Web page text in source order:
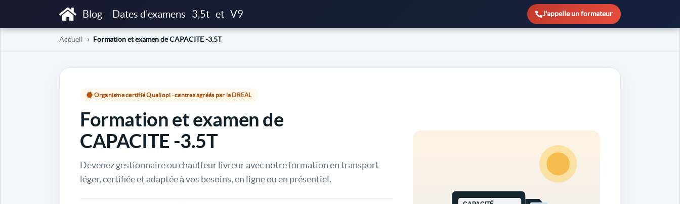
Blog Dates d'examens 3,5t et V9 J'appelle un formateur
Accueil Formation et examen de CAPACITE -3.5T
Organisme certifié Qualiopi · centres agréés par la DREAL
Formation et examen de
CAPACITE -3.5T
Devenez gestionnaire ou chauffeur livreur avec notre formation en transport
léger, certifiée et adaptée à vos besoins, en ligne ou en présentiel.